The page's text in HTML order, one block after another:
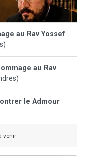
au Rav Yossef
au Rav
le Admour
venir